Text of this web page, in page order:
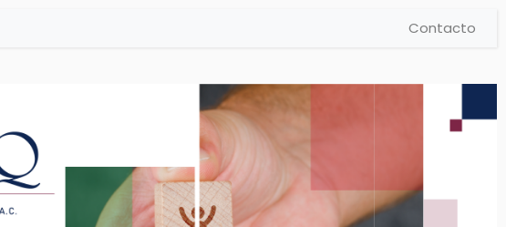
Contacto